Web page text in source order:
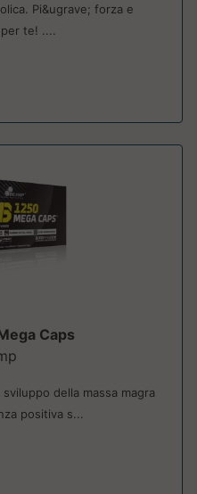
Pi&ugrave; forza e
te! ....
Caps
della massa magra
positiva s...